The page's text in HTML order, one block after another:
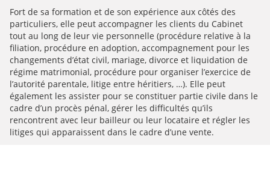
Fort de sa formation et de son expérience aux côtés des
particuliers, elle peut accompagner les clients du Cabinet
tout au long de leur vie personnelle (procédure relative à la
filiation, procédure en adoption, accompagnement pour les
changements d’état civil, mariage, divorce et liquidation de
régime matrimonial, procédure pour organiser l’exercice de
l’autorité parentale, litige entre héritiers, …). Elle peut
également les assister pour se constituer partie civile dans le
cadre d’un procès pénal, gérer les difficultés qu’ils
rencontrent avec leur bailleur ou leur locataire et régler les
litiges qui apparaissent dans le cadre d’une vente.